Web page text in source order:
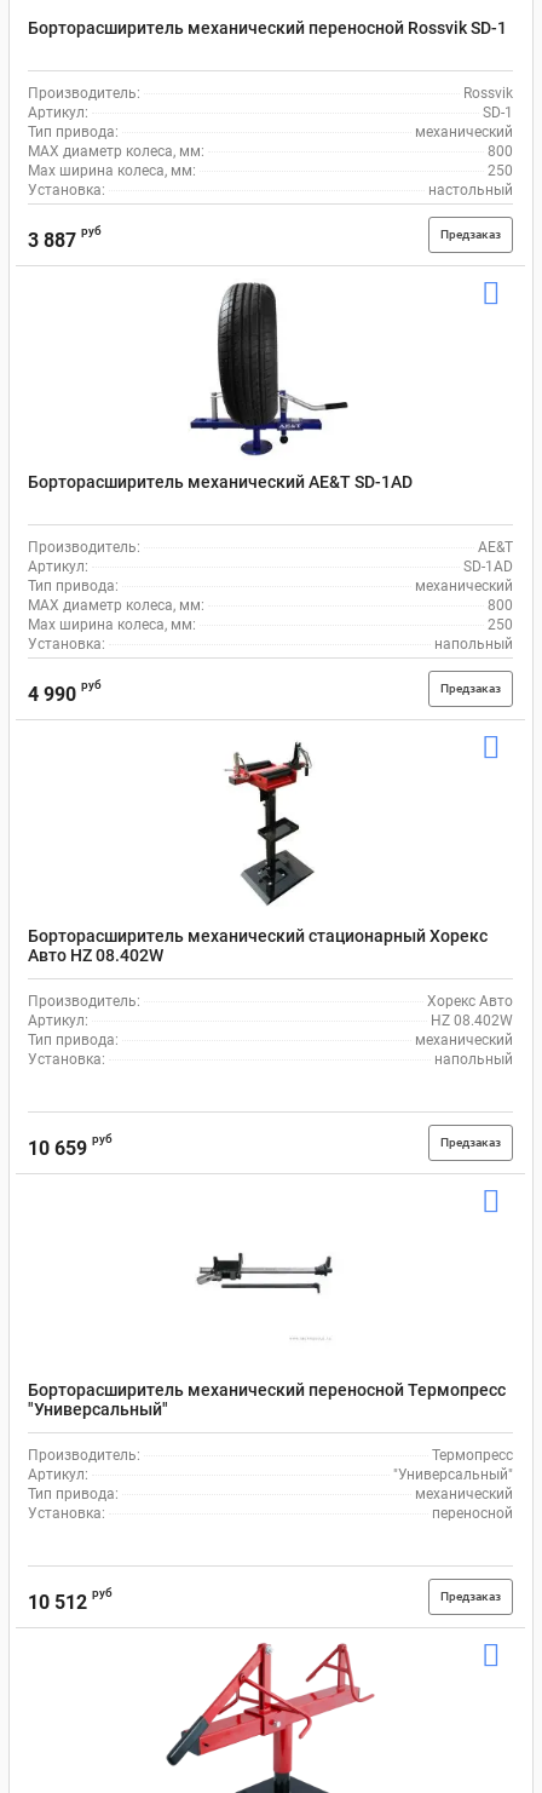
Борторасширитель механический переносной Rossvik SD-1
Производитель:
Rossvik
Артикул:
SD-1
Тип привода:
механический
MAX диаметр колеса, мм:
800
Max ширина колеса, мм:
250
Установка:
настольный
3 887 руб Предзаказ
Борторасширитель механический AE&T SD-1AD
Производитель:
AE&T
Артикул:
SD-1AD
Тип привода:
механический
MAX диаметр колеса, мм:
800
Max ширина колеса, мм:
250
Установка:
напольный
4 990 руб Предзаказ
Борторасширитель механический стационарный Хорекс
Авто HZ 08.402W
Производитель:
Хорекс Авто
Артикул:
HZ 08.402W
Тип привода:
механический
Установка:
напольный
10 659 руб Предзаказ
Борторасширитель механический переносной Термопресс
"Универсальный"
Производитель:
Термопресс
Артикул:
"Универсальный"
Тип привода:
механический
Установка:
переносной
10 512 руб Предзаказ